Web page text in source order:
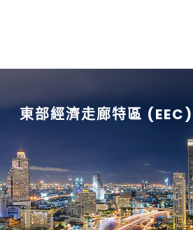
東部經濟走廊特區 (EEC)